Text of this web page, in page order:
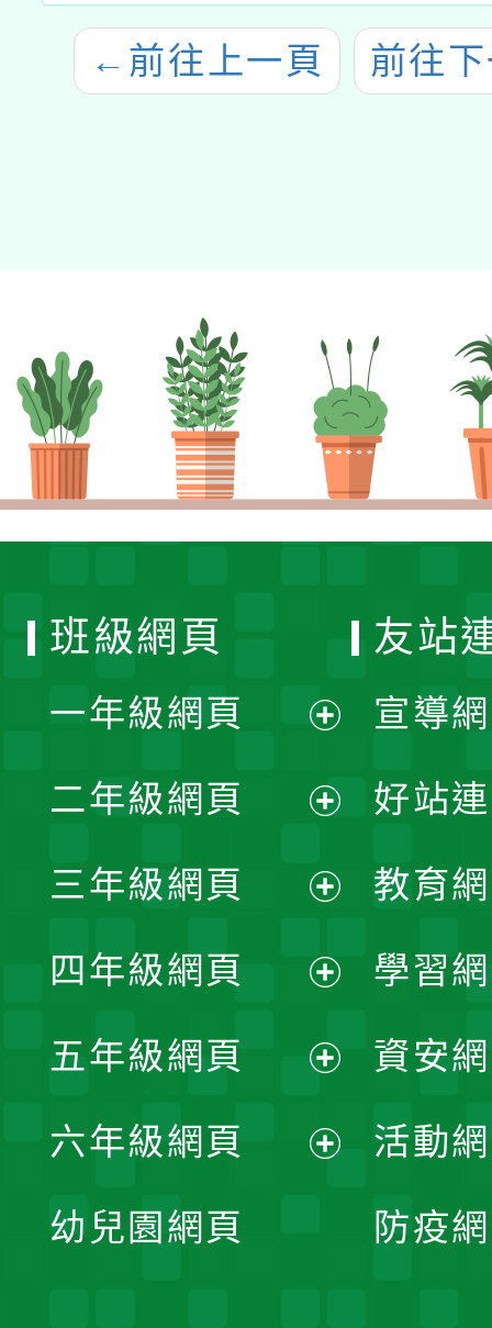
← 前往上一頁 前往
班級網頁
一年級網頁
開
選
單
二年級網頁
開
選
單
三年級網頁
開
選
單
四年級網頁
開
選
五年級網頁
開
六年級網頁
幼兒園網頁
友站
宣導
好站
教育
學習
資安
活動
防疫